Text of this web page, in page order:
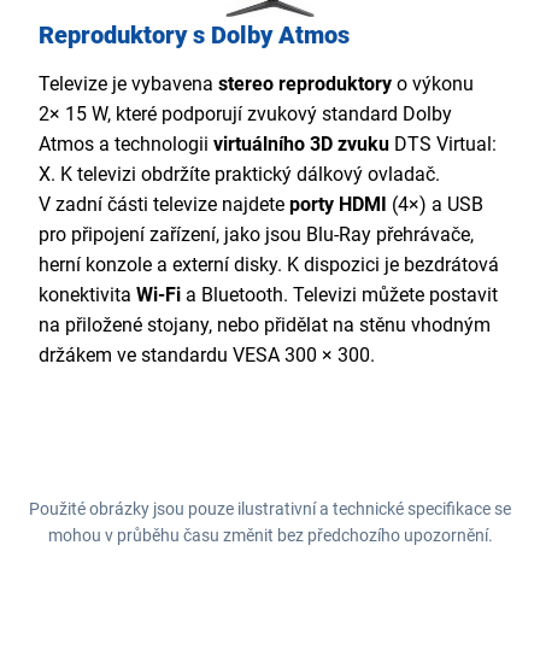
Reproduktory s Dolby Atmos
Televize je vybavena stereo reproduktory o výkonu
2× 15 W, které podporují zvukový standard Dolby
Atmos a technologii virtuálního 3D zvuku DTS Virtual:
X. K televizi obdržíte praktický dálkový ovladač.
V zadní části televize najdete porty HDMI (4×) a USB
pro připojení zařízení, jako jsou Blu-Ray přehrávače,
herní konzole a externí disky. K dispozici je bezdrátová
konektivita Wi-Fi a Bluetooth. Televizi můžete postavit
na přiložené stojany, nebo přidělat na stěnu vhodným
držákem ve standardu VESA 300 × 300.
Použité obrázky jsou pouze ilustrativní a technické specifikace se
mohou v průběhu času změnit bez předchozího upozornění.